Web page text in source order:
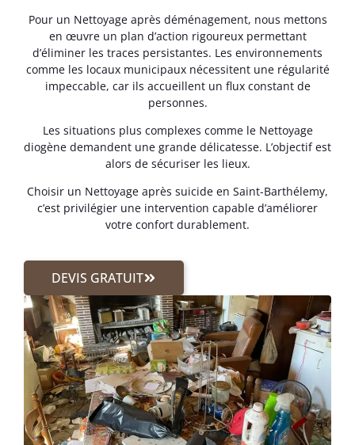
Pour un Nettoyage après déménagement, nous mettons
en œuvre un plan d’action rigoureux permettant
d’éliminer les traces persistantes. Les environnements
comme les locaux municipaux nécessitent une régularité
impeccable, car ils accueillent un flux constant de
personnes.
Les situations plus complexes comme le Nettoyage
diogène demandent une grande délicatesse. L’objectif est
alors de sécuriser les lieux.
Choisir un Nettoyage après suicide en Saint-Barthélemy,
c’est privilégier une intervention capable d’améliorer
votre confort durablement.
DEVIS GRATUIT